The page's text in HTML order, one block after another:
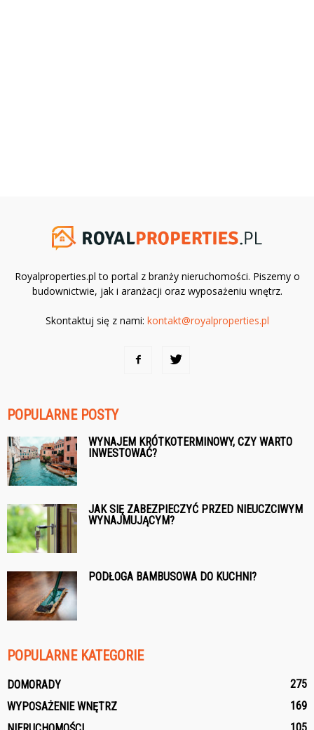
Royalproperties.pl to portal z branży nieruchomości. Piszemy o
budownictwie, jak i aranżacji oraz wyposażeniu wnętrz.
Skontaktuj się z nami: kontakt@royalproperties.pl
POPULARNE POSTY
WYNAJEM KRÓTKOTERMINOWY, CZY WARTO
INWESTOWAĆ?
JAK SIĘ ZABEZPIECZYĆ PRZED NIEUCZCIWYM
WYNAJMUJĄCYM?
PODŁOGA BAMBUSOWA DO KUCHNI?
POPULARNE KATEGORIE
DOMORADY
275
WYPOSAŻENIE WNĘTRZ
169